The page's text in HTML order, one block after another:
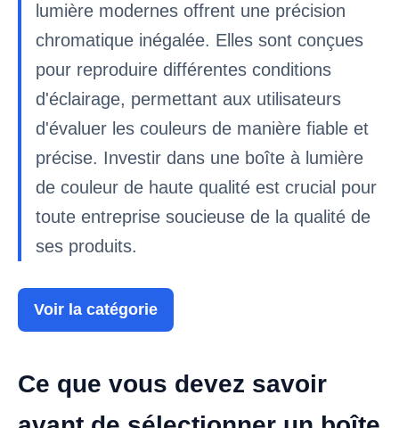
lumière modernes offrent une précision
chromatique inégalée. Elles sont conçues
pour reproduire différentes conditions
d'éclairage, permettant aux utilisateurs
d'évaluer les couleurs de manière fiable et
précise. Investir dans une boîte à lumière
de couleur de haute qualité est crucial pour
toute entreprise soucieuse de la qualité de
ses produits.
Voir la catégorie
Ce que vous devez savoir